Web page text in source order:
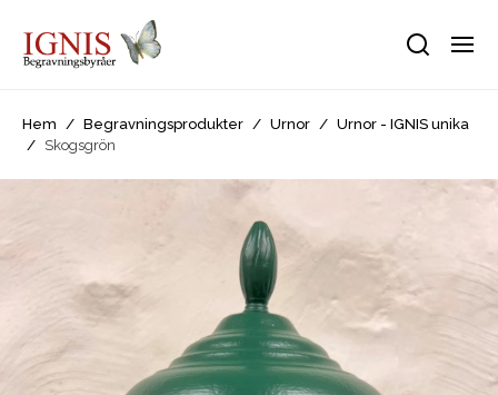
Hem / Begravningsprodukter / Urnor /
Urnor - IGNIS unika
/
Skogsgrön